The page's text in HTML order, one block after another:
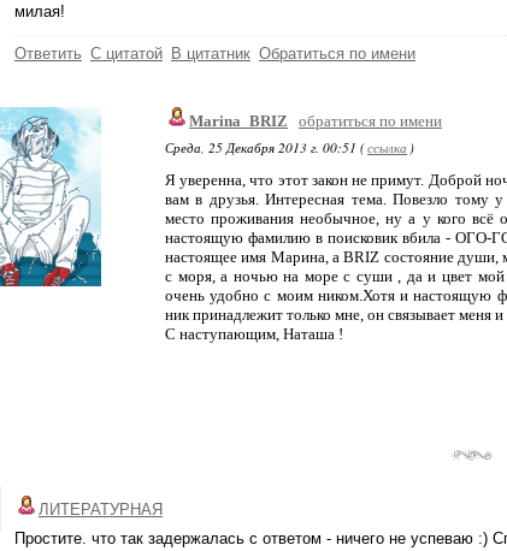
милая!
Ответить С цитатой В цитатник Обратиться по имени
Marina_BRIZ
обратиться по имени
Среда, 25 Декабря 2013 г. 00:51 (ссылка )
Я уверенна, что этот закон не примут. Доброй
вам в друзья. Интересная тема. Повезло тому
место проживания необычное, ну а у кого всё
настоящую фамилию в поисковик вбила - ОГО-
настоящее имя Марина, а BRIZ состояние души,
с моря, а ночью на море с суши , да и цвет
очень удобно с моим ником.Хотя и настоящую
ник принадлежит только мне, он связывает меня
С наступающим, Наташа !
ЛИТЕРАТУРНАЯ
Простите. что так задержалась с ответом - ничего не успеваю